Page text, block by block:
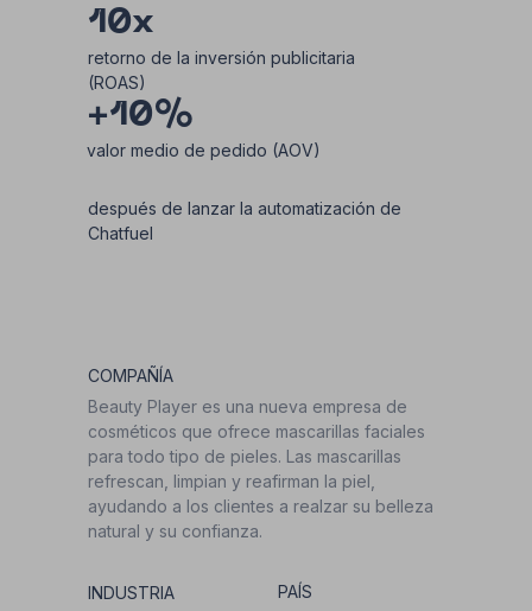
retorno de la inversión publicitaria
(ROAS)
10x
valor medio de pedido (AOV)
+10%
después de lanzar la automatización de
Chatfuel
COMPAÑÍA
Beauty Player es una nueva empresa de
cosméticos que ofrece mascarillas faciales
para todo tipo de pieles. Las mascarillas
refrescan, limpian y reafirman la piel,
ayudando a los clientes a realzar su belleza
natural y su confianza.
INDUSTRIA
PAÍS